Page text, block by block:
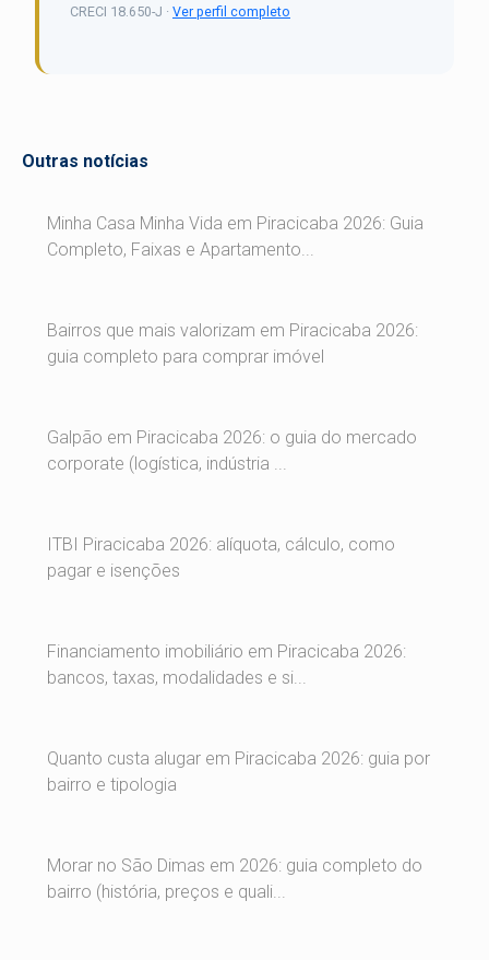
Outras notícias
Minha Casa Minha Vida em Piracicaba 2026: Guia
Completo, Faixas e Apartamento...
Bairros que mais valorizam em Piracicaba 2026:
guia completo para comprar imóvel
Galpão em Piracicaba 2026: o guia do mercado
corporate (logística, indústria ...
ITBI Piracicaba 2026: alíquota, cálculo, como
pagar e isenções
Financiamento imobiliário em Piracicaba 2026:
bancos, taxas, modalidades e si...
Quanto custa alugar em Piracicaba 2026: guia por
bairro e tipologia
Morar no São Dimas em 2026: guia completo do
bairro (história, preços e quali...
CRECI 18.650-J · Ver perfil completo